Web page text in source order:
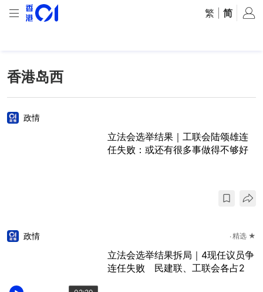
繁 简
香港岛西
政情
立法会选举结果｜工联会陆颂雄连
任失败：或还有很多事做得不够好
政情 精选 ★
立法会选举结果拆局｜4现任议员争
连任失败 民建联、工联会各占2